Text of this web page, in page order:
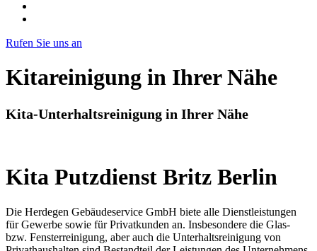
Rufen Sie uns an
Kitareinigung in Ihrer Nähe
Kita-Unterhaltsreinigung in Ihrer Nähe
Kita Putzdienst Britz Berlin
Die Herdegen Gebäudeservice GmbH biete alle Dienstleistungen
für Gewerbe sowie für Privatkunden an. Insbesondere die Glas-
bzw. Fensterreinigung, aber auch die Unterhaltsreinigung von